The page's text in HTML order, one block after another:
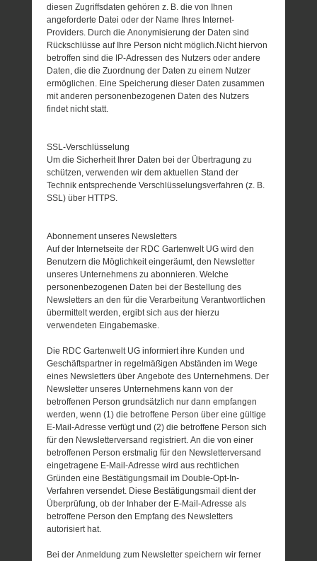
diesen Zugriffsdaten gehören z. B. die von Ihnen
angeforderte Datei oder der Name Ihres Internet-
Providers. Durch die Anonymisierung der Daten sind
Rückschlüsse auf Ihre Person nicht möglich.Nicht hiervon
betroffen sind die IP-Adressen des Nutzers oder andere
Daten, die die Zuordnung der Daten zu einem Nutzer
ermöglichen. Eine Speicherung dieser Daten zusammen
mit anderen personenbezogenen Daten des Nutzers
findet nicht statt.
SSL-Verschlüsselung
Um die Sicherheit Ihrer Daten bei der Übertragung zu
schützen, verwenden wir dem aktuellen Stand der
Technik entsprechende Verschlüsselungsverfahren (z. B.
SSL) über HTTPS.
Abonnement unseres Newsletters
Auf der Internetseite der RDC Gartenwelt UG wird den
Benutzern die Möglichkeit eingeräumt, den Newsletter
unseres Unternehmens zu abonnieren. Welche
personenbezogenen Daten bei der Bestellung des
Newsletters an den für die Verarbeitung Verantwortlichen
übermittelt werden, ergibt sich aus der hierzu
verwendeten Eingabemaske.
Die RDC Gartenwelt UG informiert ihre Kunden und
Geschäftspartner in regelmäßigen Abständen im Wege
eines Newsletters über Angebote des Unternehmens. Der
Newsletter unseres Unternehmens kann von der
betroffenen Person grundsätzlich nur dann empfangen
werden, wenn (1) die betroffene Person über eine gültige
E-Mail-Adresse verfügt und (2) die betroffene Person sich
für den Newsletterversand registriert. An die von einer
betroffenen Person erstmalig für den Newsletterversand
eingetragene E-Mail-Adresse wird aus rechtlichen
Gründen eine Bestätigungsmail im Double-Opt-In-
Verfahren versendet. Diese Bestätigungsmail dient der
Überprüfung, ob der Inhaber der E-Mail-Adresse als
betroffene Person den Empfang des Newsletters
autorisiert hat.
Bei der Anmeldung zum Newsletter speichern wir ferner